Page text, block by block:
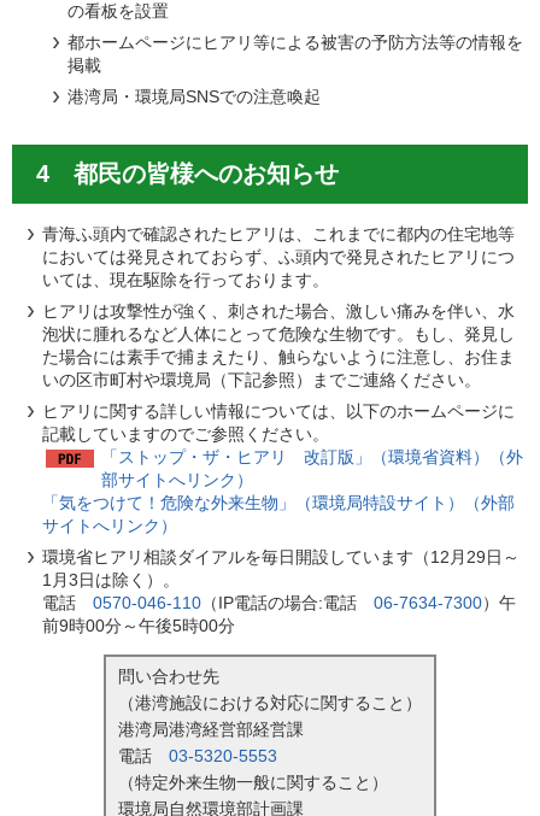
の看板を設置
都ホームページにヒアリ等による被害の予防方法等の情報を
掲載
港湾局・環境局SNSでの注意喚起
4 都民の皆様へのお知らせ
青海ふ頭内で確認されたヒアリは、これまでに都内の住宅地等
においては発見されておらず、ふ頭内で発見されたヒアリにつ
いては、現在駆除を行っております。
ヒアリは攻撃性が強く、刺された場合、激しい痛みを伴い、水
泡状に腫れるなど人体にとって危険な生物です。もし、発見し
た場合には素手で捕まえたり、触らないように注意し、お住ま
いの区市町村や環境局（下記参照）までご連絡ください。
ヒアリに関する詳しい情報については、以下のホームページに
記載していますのでご参照ください。
「ストップ・ザ・ヒアリ 改訂版」（環境省資料）（外
部サイトへリンク）
「気をつけて！危険な外来生物」（環境局特設サイト）（外部
サイトへリンク）
環境省ヒアリ相談ダイアルを毎日開設しています（12月29日～
1月3日は除く）。
電話0570-046-110 （IP電話の場合:電話06-7634-7300）午
前9時00分～午後5時00分
問い合わせ先
（港湾施設における対応に関すること）
港湾局港湾経営部経営課
電話 03-5320-5553
（特定外来生物一般に関すること）
環境局自然環境部計画課